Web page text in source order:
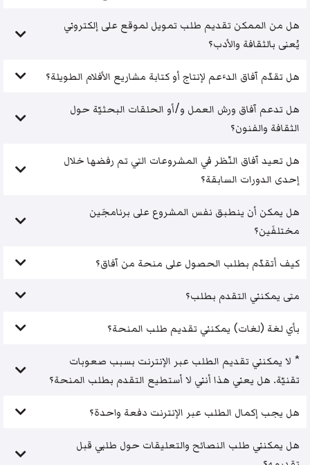
هل من الممكن تقديم طلب تمويل لموقع على إلكتروني
يُعنى بالثقافة والأدب؟
هل تقدّم آفاق الدَّعم لإنتاج أو كتابة مشاريع الأفلام الطويلة؟
هل تدعم آفاق ورش العمل و/أو الحلقات البحثيّة حول
الثقافة والفنون؟
هل تعيد آفاق النّظر في المشروعات التي تم رفضها خلال
إحدى الدورات السابقة؟
هل يمكن أن ينطبق نفس المشروع على برنامجَين
مختلفَين؟
كيف أتقدّم بطلب الحصول على منحة من آفاق؟
متى يمكنني التقدم بطلب؟
بأي لغة (لغات) يمكنني تقديم طلب المنحة؟
* لا يمكنني تقديم الطلب عبر الإنترنت بسبب صعوبات
تقنيّة. هل يعني هذا أنني لا أستطيع التقدم بطلب المنحة؟
هل يجب إكمال الطلب عبر الإنترنت دفعة واحدة؟
هل يمكنني طلب النصائح والتعليقات حول طلبي قبل